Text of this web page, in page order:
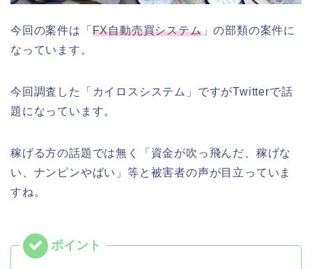
今回の案件は「 FX自動売買システム」の部類の案件に
なっています。
今回調査した「カイロスシステム」ですがTwitterで話
題になっています。
稼げる方の話題では無く「資金が吹っ飛んだ、稼げな
い、ナンピンやばい」等と被害者の声が目立っていま
すね。